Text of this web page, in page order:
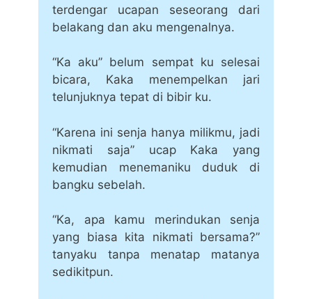
terdengar ucapan seseorang dari
belakang dan aku mengenalnya.
“Ka aku” belum sempat ku selesai
bicara, Kaka menempelkan jari
telunjuknya tepat di bibir ku.
“Karena ini senja hanya milikmu, jadi
nikmati saja” ucap Kaka yang
kemudian menemaniku duduk di
bangku sebelah.
“Ka, apa kamu merindukan senja
yang biasa kita nikmati bersama?”
tanyaku tanpa menatap matanya
sedikitpun.